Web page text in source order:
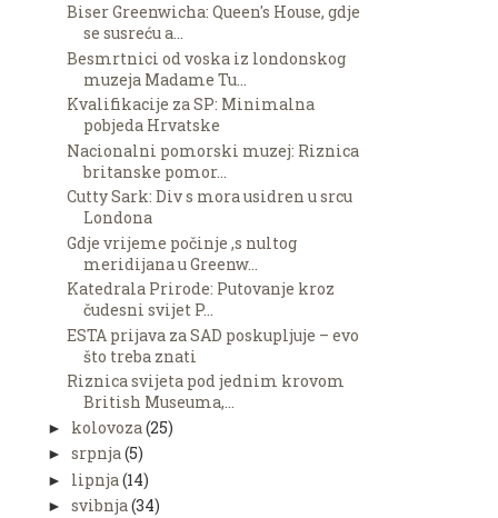
Biser Greenwicha: Queen's House, gdje
se susreću a...
Besmrtnici od voska iz londonskog
muzeja Madame Tu...
Kvalifikacije za SP: Minimalna
pobjeda Hrvatske
Nacionalni pomorski muzej: Riznica
britanske pomor...
Cutty Sark: Div s mora usidren u srcu
Londona
Gdje vrijeme počinje ,s nultog
meridijana u Greenw...
Katedrala Prirode: Putovanje kroz
čudesni svijet P...
ESTA prijava za SAD poskupljuje – evo
što treba znati
Riznica svijeta pod jednim krovom
British Museuma,...
► kolovoza (25)
► srpnja(5)
► lipnja (14)
► svibnja(34)